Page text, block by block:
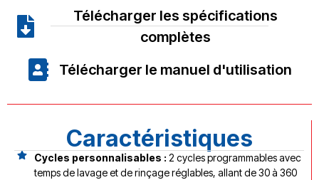
Télécharger les spécifications
complètes
Télécharger le manuel d'utilisation
Caractéristiques
Cycles personnalisables : 2 cycles programmables avec
temps de lavage et de rinçage réglables, allant de 30 à 360